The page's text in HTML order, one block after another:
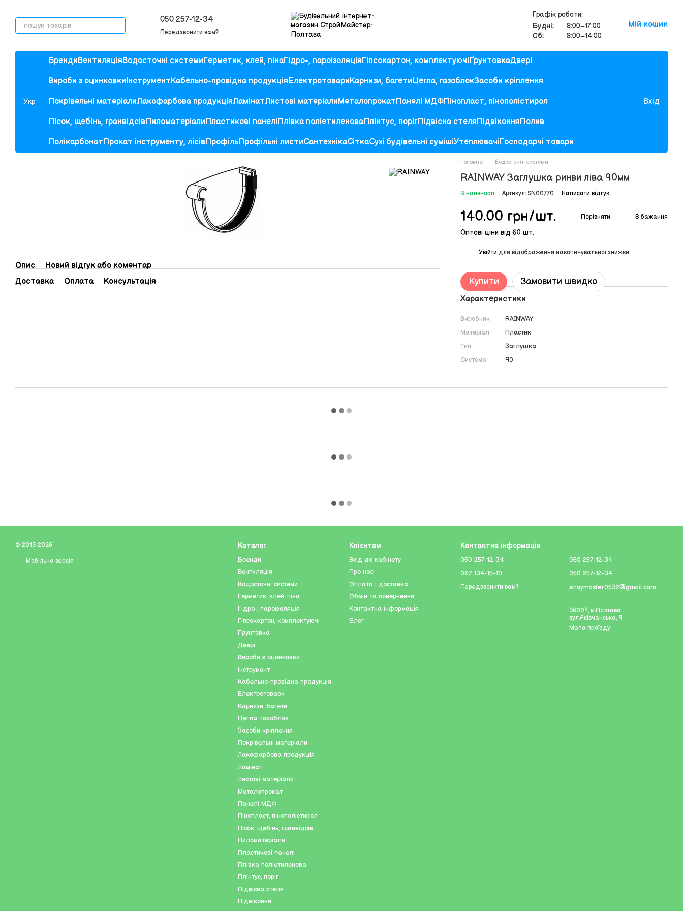
050 257-12-34
Передзвонити вам?
Графік роботи:
Будні:
8:00–17:00
Сб:
8:00–14:00
Мій кошик
Укр
БрендиВентиляціяВодосточні системиГерметик, клей, пінаГідро-, пароізоляціяГіпсокартон, комплектуючіҐрунтовкаДвері
Вироби з оцинковкиІнструментКабельно-провідна продукціяЕлектротовариКарнизи, багетиЦегла, газоблокЗасоби кріплення
Покрівельні матеріалиЛакофарбова продукціяЛамінатЛистові матеріалиМеталопрокатПанелі МДФПінопласт, пінополістирол
Пісок, щебінь, гранвідсівПиломатеріалиПластикові панеліПлівка поліетиленоваПлінтус, порігПідвісна стеляПідвіконняПолив
ПолікарбонатПрокат інструменту, лісівПрофільПрофільні листиСантехнікаСіткаСухі будівельні сумішіУтеплювачіГосподарчі товари
Вхід
Опис
Новий відгук або коментар
Доставка
Оплата Консультація
Головна Водосточні системи
RAINWAY Заглушка ринви ліва 90мм
В наявності Артикул: SN00770 Написати відгук
140.00 грн/шт. Порівняти В бажання
Оптові ціни від 60 шт.
Увійти для відображення накопичувальної знижки
Купити Замовити швидко
Характеристики
Виробник
RAINWAY
Матеріал
Пластик
Тип
Заглушка
Система
90
© 2013-2026
Мобільна версія
Каталог
Бренди
Вентиляція
Водосточні системи
Герметик, клей, піна
Гідро-, пароізоляція
Гіпсокартон, комплектуючі
Ґрунтовка
Двері
Вироби з оцинковки
Інструмент
Кабельно-провідна продукція
Електротовари
Карнизи, багети
Цегла, газоблок
Засоби кріплення
Покрівельні матеріали
Лакофарбова продукція
Ламінат
Листові матеріали
Металопрокат
Панелі МДФ
Пінопласт, пінополістирол
Пісок, щебінь, гранвідсів
Пиломатеріали
Пластикові панелі
Плівка поліетиленова
Плінтус, поріг
Підвісна стеля
Підвіконня
Клієнтам
Вхід до кабінету
Про нас
Оплата і доставка
Обмін та повернення
Контактна інформація
Блог
Контактна інформація
050 257-12-34
067 134-15-10
Передзвонити вам?
050 257-12-34
050 257-12-34
stroymaster0532@gmail.com
36009, м.Полтава,
вул.Яківчанська, 9
Мапа проїзду